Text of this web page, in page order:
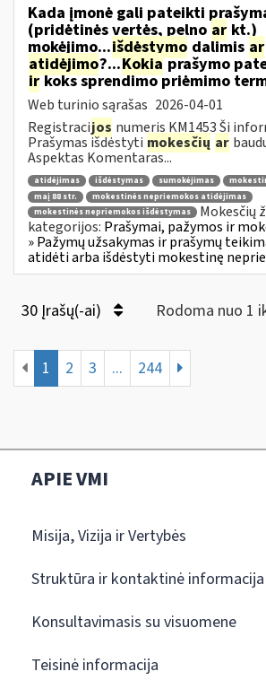
Kada įmonė gali pateikti
(pridėtinės vertės, pelno ar kt.)
mokėjimo...išdėstymo dalimis ar
atidėjimo?...Kokiaprašymo
irkoks sprendimo priėmimo
Web turinio sąrašas 2026-04-01
Registracijos numeris KM1453 Ši
Prašymas išdėstyti mokesčių ar
Aspektas Komentaras...
atidėjimas išdėstymas sumokėjimas
maį 88 str.
mokestinės nepriemokos atidėjimas
mokestinės nepriemokos išdėstymas
Mokesčių
kategorijos: Prašymai, pažymos ir
» Pažymų užsakymas ir prašymų
atidėti arba išdėstyti mokestinę
30 Įrašų(-ai) Rodoma nuo 1
1 2 3 ... 244
APIE VMI
Misija, Vizija ir Vertybės
Struktūra ir kontaktinė informacija
Konsultavimasis su visuomene
Teisinė informacija